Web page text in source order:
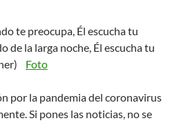
te preocupa, Él escucha tu
de la larga noche, Él escucha tu
Foto
por la pandemia del coronavirus
Si pones las noticias, no se